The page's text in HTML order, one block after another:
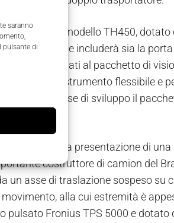
saranno
pulsante di
presentato il modello TH450,
Toshiba e includerà sia la
essere collegati al pacchetto di
fornire uno strumento flessibile e
è in fase di sviluppo il
anche alla presentazione di
costruttore di camion del
un asse di traslazione sospeso su
alla cui estremità è
pulsato Fronius TPS 5000 e dotato